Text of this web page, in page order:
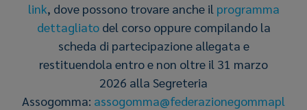
link, dove possono trovare anche il programma
dettagliatodel corso oppure compilando la
scheda di partecipazione allegata e
restituendola entro e non oltre il 31 marzo
2026 alla Segreteria
Assogomma: assogomma@federazionegommapl